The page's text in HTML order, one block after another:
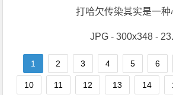
打哈欠传染其实是一种
JPG - 300x348 -
1 2 3 4 5 6
10 11 12 13 14